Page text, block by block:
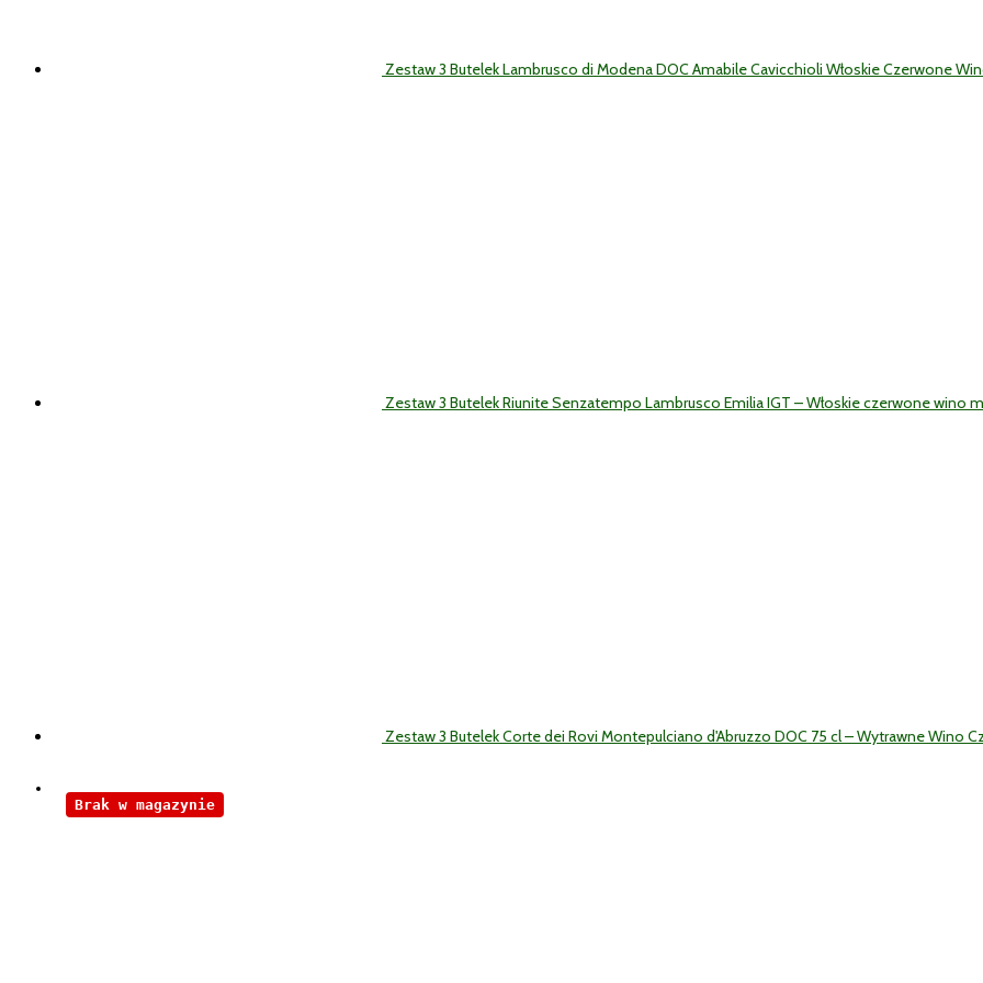
Zestaw 3 Butelek Lambrusco di Modena DOC Amabile Cavicchioli Włoskie Czerwone
Zestaw 3 Butelek Riunite Senzatempo Lambrusco Emilia IGT – Włoskie czerwone wino
Zestaw 3 Butelek Corte dei Rovi Montepulciano d'Abruzzo DOC 75 cl – Wytrawne Wino
Brak w magazynie